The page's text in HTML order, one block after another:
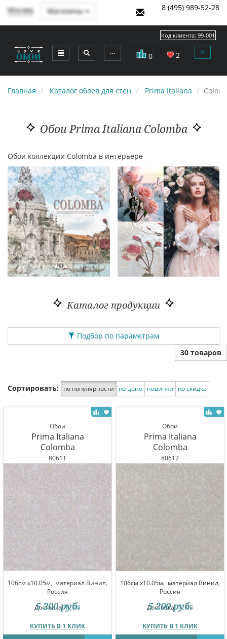
Москва Магазины 8 (495) 989-52-28
⋯ 0 2
Код клиента: 99-001
Главная Каталог обоев для стен Prima Italiana
Обои Prima Italiana Colomba
Обои коллекции Colomba в интерьере
Каталог продукции
Подбор по параметрам
30 товаров
Сортировать: по популярности по цене новинки по скидке
Обои
Prima Italiana
Colomba
80611
106см x10.05м, материал Винил,
Россия
Доставка:12.08
КУПИТЬ В 1 КЛИК
5 200 руб.
Обои
Prima Italiana
Colomba
80612
106см x10.05м, материал Винил,
Россия
Доставка:12.08
КУПИТЬ В 1 КЛИК
5 200 руб.